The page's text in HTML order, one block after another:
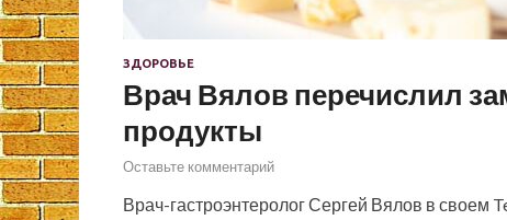
ЗДОРОВЬЕ
Врач Вялов перечислил
продукты
Оставьте комментарий
Врач-гастроэнтеролог Сергей Вялов в своем